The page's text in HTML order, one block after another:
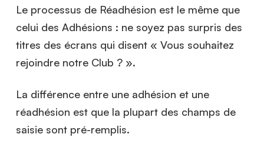
Le processus de Réadhésion est le même que
celui des Adhésions : ne soyez pas surpris des
titres des écrans qui disent « Vous souhaitez
rejoindre notre Club ? ».
La différence entre une adhésion et une
réadhésion est que la plupart des champs de
saisie sont pré-remplis.